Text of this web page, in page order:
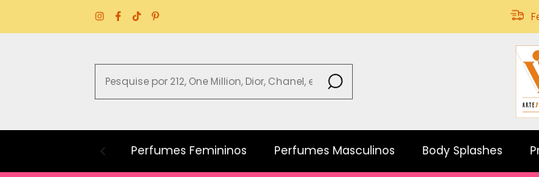
Perfumes Femininos Perfumes Masculinos Body Splashes